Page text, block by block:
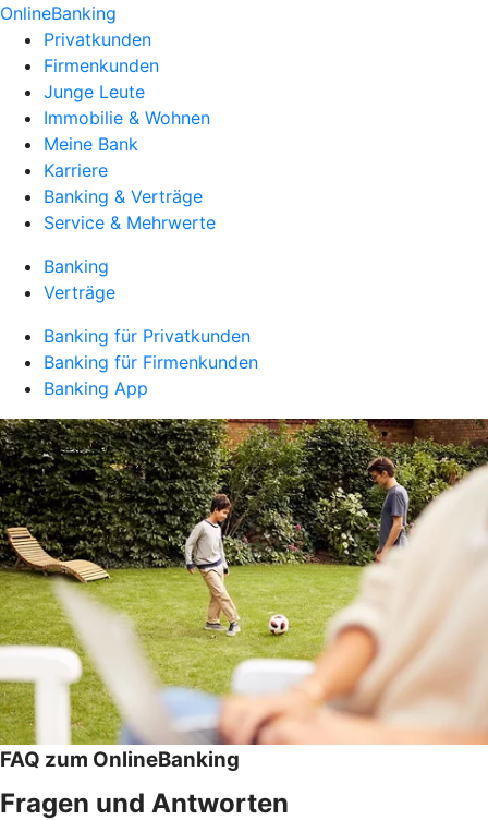
OnlineBanking
Privatkunden
Firmenkunden
Junge Leute
Immobilie & Wohnen
Meine Bank
Karriere
Banking & Verträge
Service & Mehrwerte
Banking
Verträge
Banking für Privatkunden
Banking für Firmenkunden
Banking App
FAQ zum OnlineBanking
Fragen und Antworten